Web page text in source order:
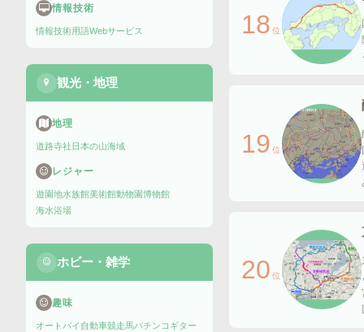
情報技術
情報技術用語Webサービス
観光・地理
地理
道路寺社 日本の山海域
レジャー
遊園地水族館美術館動物園博物館
海水浴場
ホビー・雑学
趣味
オートバイ 自動車競走馬パチンコ ギター
18 位
19 位
20 位